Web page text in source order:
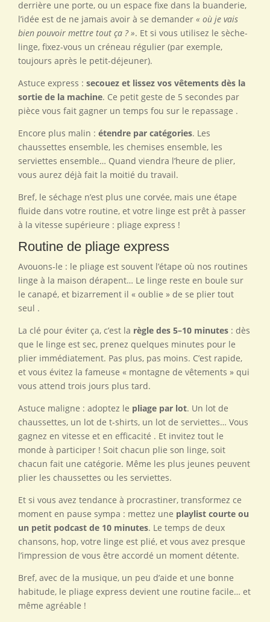
derrière une porte, ou un espace fixe dans la buanderie,
l’idée est de ne jamais avoir à se demander « où je vais
bien pouvoir mettre tout ça ? ». Et si vous utilisez le sèche-
linge, fixez-vous un créneau régulier (par exemple,
toujours après le petit-déjeuner).
Astuce express : secouez et lissez vos vêtements dès la
sortie de la machine. Ce petit geste de 5 secondes par
pièce vous fait gagner un temps fou sur le repassage .
Encore plus malin : étendre par catégories. Les
chaussettes ensemble, les chemises ensemble, les
serviettes ensemble… Quand viendra l’heure de plier,
vous aurez déjà fait la moitié du travail.
Bref, le séchage n’est plus une corvée, mais une étape
fluide dans votre routine, et votre linge est prêt à passer
à la vitesse supérieure : pliage express !
Routine de pliage express
Avouons-le : le pliage est souvent l’étape où nos routines
linge à la maison dérapent… Le linge reste en boule sur
le canapé, et bizarrement il « oublie » de se plier tout
seul .
La clé pour éviter ça, c’est la règle des 5–10 minutes : dès
que le linge est sec, prenez quelques minutes pour le
plier immédiatement. Pas plus, pas moins. C’est rapide,
et vous évitez la fameuse « montagne de vêtements » qui
vous attend trois jours plus tard.
Astuce maligne : adoptez le pliage par lot. Un lot de
chaussettes, un lot de t-shirts, un lot de serviettes… Vous
gagnez en vitesse et en efficacité . Et invitez tout le
monde à participer ! Soit chacun plie son linge, soit
chacun fait une catégorie. Même les plus jeunes peuvent
plier les chaussettes ou les serviettes.
Et si vous avez tendance à procrastiner, transformez ce
moment en pause sympa : mettez une playlist courte ou
un petit podcast de 10 minutes. Le temps de deux
chansons, hop, votre linge est plié, et vous avez presque
l’impression de vous être accordé un moment détente.
Bref, avec de la musique, un peu d’aide et une bonne
habitude, le pliage express devient une routine facile… et
même agréable !